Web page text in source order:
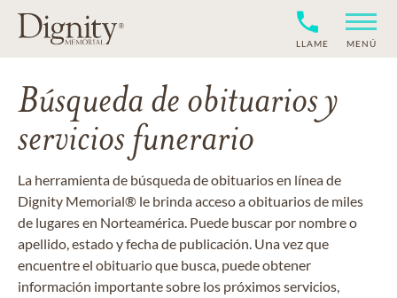
LLAME MENÚ
Búsqueda de obituarios y
servicios funerario
La herramienta de búsqueda de obituarios en línea de
Dignity Memorial® le brinda acceso a obituarios de miles
de lugares en Norteamérica. Puede buscar por nombre o
apellido, estado y fecha de publicación. Una vez que
encuentre el obituario que busca, puede obtener
información importante sobre los próximos servicios,